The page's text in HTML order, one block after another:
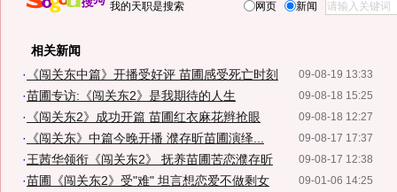
我的天职是搜索 网页 新闻
相关新闻
09-08-19 13:33
· 《闯关东中篇》开播受好评 苗圃感受死亡时刻
09-08-18 15:25
·苗圃专访:《闯关东2》是我期待的人生
09-08-18 12:27
· 《闯关东2》成功开篇 苗圃红衣麻花辫抢眼
09-08-17 17:37
· 《闯关东》中篇今晚开播 濮存昕苗圃演绎...
09-08-17 12:38
·王茜华领衔《闯关东2》 抚养苗圃苦恋濮存昕
09-01-06 14:25
·苗圃《闯关东2》受"难" 坦言想恋爱不做剩女